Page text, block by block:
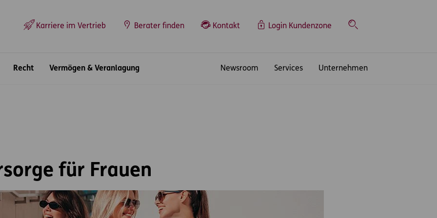
Karriere im Vertrieb Berater finden Kontakt Login Kundenzone
Suche
Recht Vermögen & Veranlagung Newsroom Services Unternehmen
für Frauen